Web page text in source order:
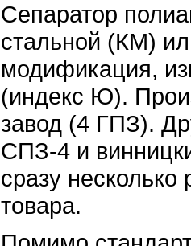
Сепаратор
стальной (КМ)
модификация,
(индекс Ю).
завод (4 ГПЗ).
СПЗ-4 и
сразу
товара.